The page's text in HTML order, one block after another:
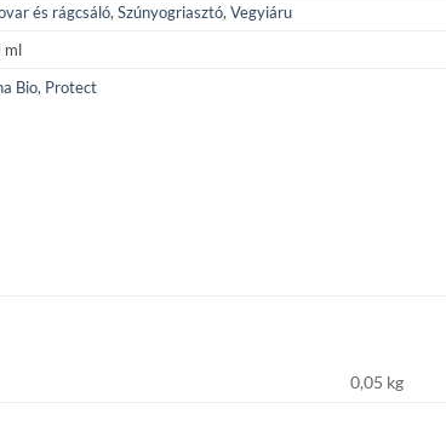
és rágcsáló, Szúnyogriasztó, Vegyiáru
ml
Bio, Protect
0,05 kg